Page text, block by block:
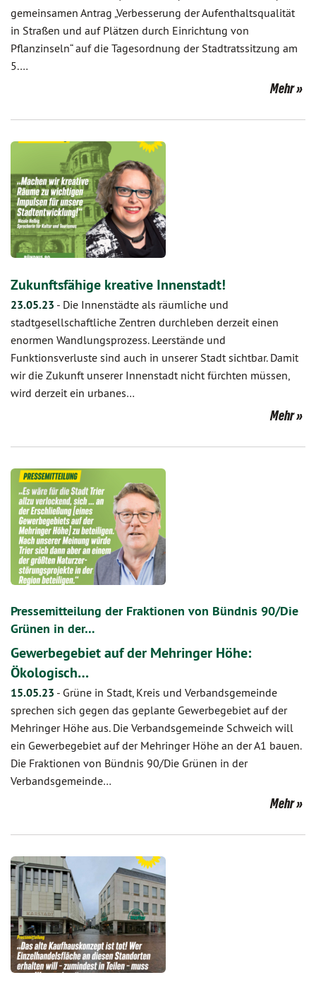
gemeinsamen Antrag „Verbesserung der Aufenthaltsqualität
in Straßen und auf Plätzen durch Einrichtung von
Pflanzinseln“ auf die Tages­ordnung der Stadtratssitzung am
5.…
Mehr
Zukunftsfähige kreative Innenstadt!
23.05.23 - Die Innenstädte als räumliche und
stadtgesellschaftliche Zentren durchleben derzeit einen
enormen Wandlungsprozess. Leerstände und
Funktionsverluste sind auch in unserer Stadt sichtbar. Damit
wir die Zukunft unserer Innenstadt nicht fürchten müssen,
wird derzeit ein urbanes…
Mehr
Pressemitteilung der Fraktionen von Bündnis 90/Die
Grünen in der…
Gewerbegebiet auf der Mehringer Höhe:
Ökologisch…
15.05.23 - Grüne in Stadt, Kreis und Verbandsgemeinde
sprechen sich gegen das geplante Gewerbegebiet auf der
Mehringer Höhe aus. Die Verbandsgemeinde Schweich will
ein Gewerbegebiet auf der Mehringer Höhe an der A1 bauen.
Die Fraktionen von Bündnis 90/Die Grünen in der
Verbandsgemeinde…
Mehr